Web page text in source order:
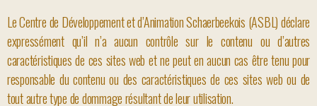
Le Centre de Développement et d’Animation Schaerbeekois (ASBL) déclare
expressément qu’il n’a aucun contrôle sur le contenu ou d’autres
caractéristiques de ces sites web et ne peut en aucun cas être tenu pour
responsable du contenu ou des caractéristiques de ces sites web ou de
tout autre type de dommage résultant de leur utilisation.